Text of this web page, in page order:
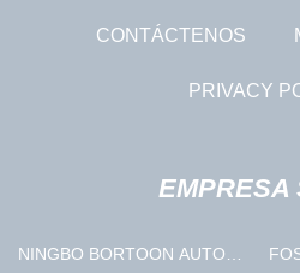
CONTÁCTENOS
PRIVACY
EMPRESA
NINGBO BORTOON AUTO
FOSHAN